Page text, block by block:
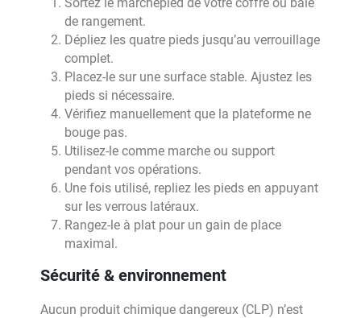
Sortez le marchepied de votre coffre ou baie
de rangement.
Dépliez les quatre pieds jusqu’au verrouillage
complet.
Placez-le sur une surface stable. Ajustez les
pieds si nécessaire.
Vérifiez manuellement que la plateforme ne
bouge pas.
Utilisez-le comme marche ou support
pendant vos opérations.
Une fois utilisé, repliez les pieds en appuyant
sur les verrous latéraux.
Rangez-le à plat pour un gain de place
maximal.
Sécurité & environnement
Aucun produit chimique dangereux (CLP) n’est